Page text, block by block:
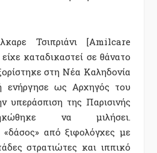
Τσιπριάνι [Amilcare
καταδικαστεί σε θάνατο
στη Νέα Καληδονία
ενήργησε ως Αρχηγός του
υπεράσπιση της Παρισινής
να μιλήσει.
από ξιφολόγχες με
στρατιώτες και ιππικό